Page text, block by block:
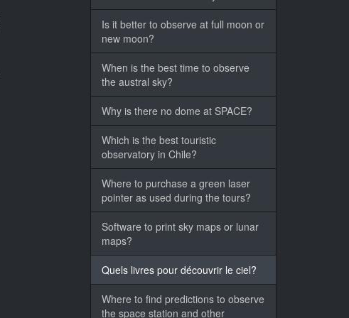
Is it better to observe at full moon or
new moon?
When is the best time to observe
the austral sky?
Why is there no dome at SPACE?
Which is the best touristic
observatory in Chile?
Where to purchase a green laser
pointer as used during the tours?
Software to print sky maps or lunar
maps?
Quels livres pour découvrir le ciel?
Where to find predictions to observe
the space station and other